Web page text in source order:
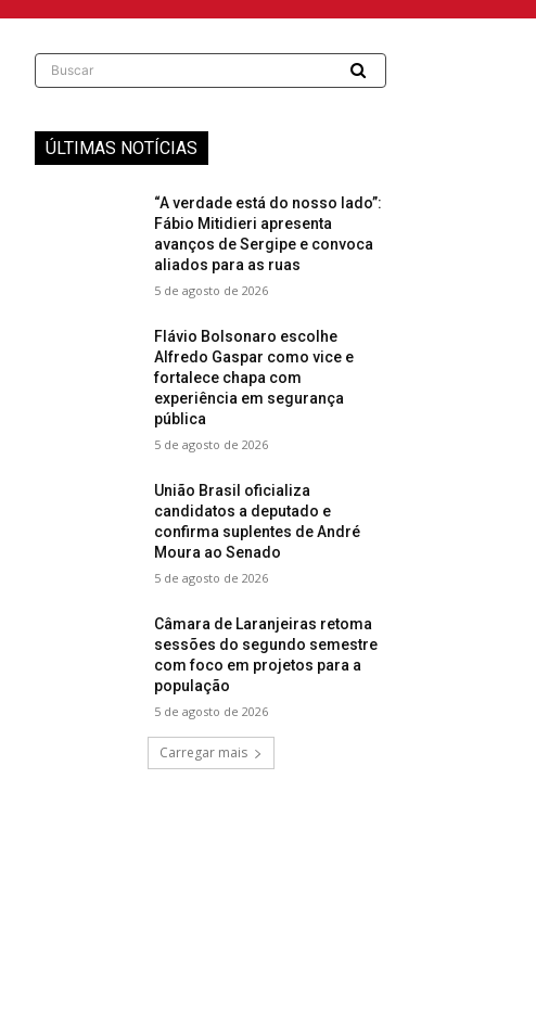
Buscar
ÚLTIMAS NOTÍCIAS
“A verdade está do nosso lado”:
Fábio Mitidieri apresenta
avanços de Sergipe e convoca
aliados para as ruas
5 de agosto de 2026
Flávio Bolsonaro escolhe
Alfredo Gaspar como vice e
fortalece chapa com
experiência em segurança
pública
5 de agosto de 2026
União Brasil oficializa
candidatos a deputado e
confirma suplentes de André
Moura ao Senado
5 de agosto de 2026
Câmara de Laranjeiras retoma
sessões do segundo semestre
com foco em projetos para a
população
5 de agosto de 2026
Carregar mais